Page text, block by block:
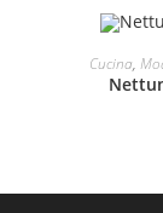
LEGGI
Cucina,